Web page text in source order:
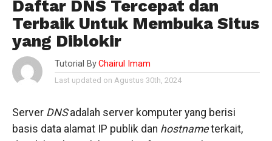
Daftar DNS Tercepat dan
Terbaik Untuk Membuka Situs
yang Diblokir
Tutorial By Chairul Imam
Last updated on Agustus 30th, 2024
Server DNSadalah server komputer yang berisi
basis data alamat IP publik dan hostnameterkait,